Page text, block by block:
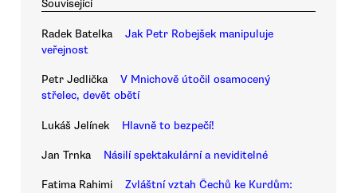
Související
Radek Batelka
Jak Petr Robejšek manipuluje
veřejnost
Petr Jedlička
V Mnichově útočil osamocený
střelec, devět obětí
Lukáš Jelínek Hlavně to bezpečí!
Jan Trnka Násilí spektakulární a neviditelné
Fatima Rahimi
Zvláštní vztah Čechů ke Kurdům: